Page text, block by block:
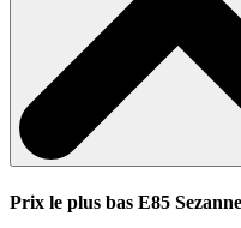
Prix le plus bas E85 Sezanne